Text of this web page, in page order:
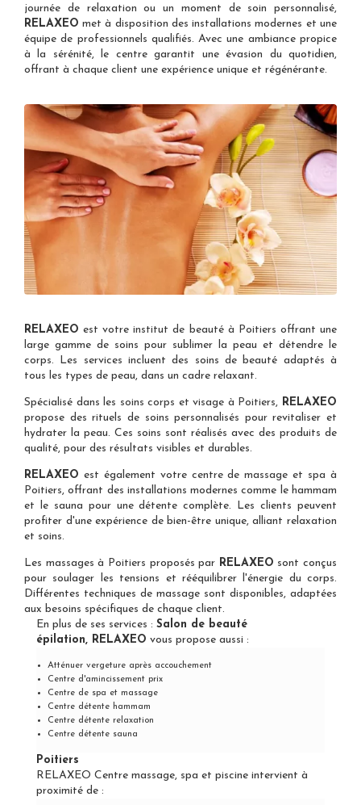
journée de relaxation ou un moment de soin personnalisé,
RELAXEO met à disposition des installations modernes et une
équipe de professionnels qualifiés. Avec une ambiance propice
à la sérénité, le centre garantit une évasion du quotidien,
offrant à chaque client une expérience unique et régénérante.
RELAXEO est votreinstitut de beauté à Poitiers offrant une
large gamme de soins pour sublimer la peau et détendre le
corps. Les services incluent des soins de beauté adaptés à
tous les types de peau, dans un cadre relaxant.
Spécialisé dans les soins corps et visage à Poitiers, RELAXEO
propose des rituels de soins personnalisés pour revitaliser et
hydrater la peau. Ces soins sont réalisés avec des produits de
qualité, pour des résultats visibles et durables.
RELAXEO est également votre centre de massage et spa à
Poitiers, offrant des installations modernes comme le hammam
et le sauna pour une détente complète. Les clients peuvent
profiter d'une expérience de bien-être unique, alliant relaxation
et soins.
Les massages à Poitiers proposés par RELAXEO sont conçus
pour soulager les tensions et rééquilibrer l'énergie du corps.
Différentes techniques de massage sont disponibles, adaptées
aux besoins spécifiques de chaque client.
En plus de ses services : Salon de beauté
épilation, RELAXEO vous propose aussi :
Atténuer vergeture après accouchement
Centre d'amincissement prix
Centre de spa et massage
Centre détente hammam
Centre détente relaxation
Centre détente sauna
Poitiers
RELAXEO Centre massage, spa et piscine intervient à
proximité de :